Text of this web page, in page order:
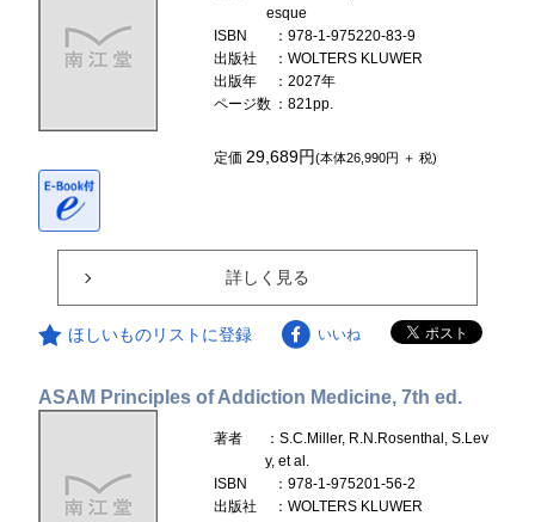
esque
ISBN
：978-1-975220-83-9
出版社
：WOLTERS KLUWER
出版年
：2027年
ページ数 ：821pp.
定価29,689円(本体26,990円 ＋ 税)
詳しく見る
ほしいものリストに登録 いいね
ASAM Principles of Addiction Medicine, 7th ed.
著者
：S.C.Miller, R.N.Rosenthal, S.Lev
y, et al.
ISBN
：978-1-975201-56-2
出版社
：WOLTERS KLUWER